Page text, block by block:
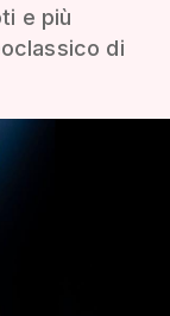
e più
di